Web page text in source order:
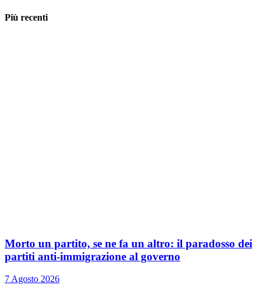
Più recenti
Morto un partito, se ne fa un altro: il paradosso dei
partiti anti-immigrazione al governo
7 Agosto 2026